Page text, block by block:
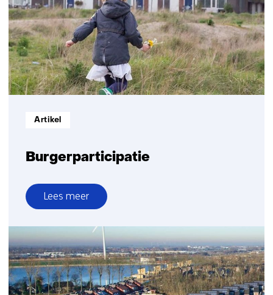
Burgerparticipatie
Informatietype:
Artikel
Lees meer
over
Burgerparticipatie